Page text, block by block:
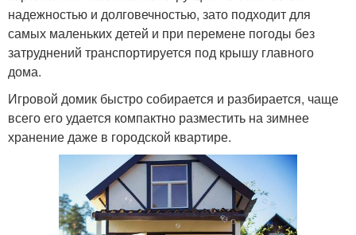
надежностью и долговечностью, зато подходит для
самых маленьких детей и при перемене погоды без
затруднений транспортируется под крышу главного
дома.
Игровой домик быстро собирается и разбирается, чаще
всего его удается компактно разместить на зимнее
хранение даже в городской квартире.